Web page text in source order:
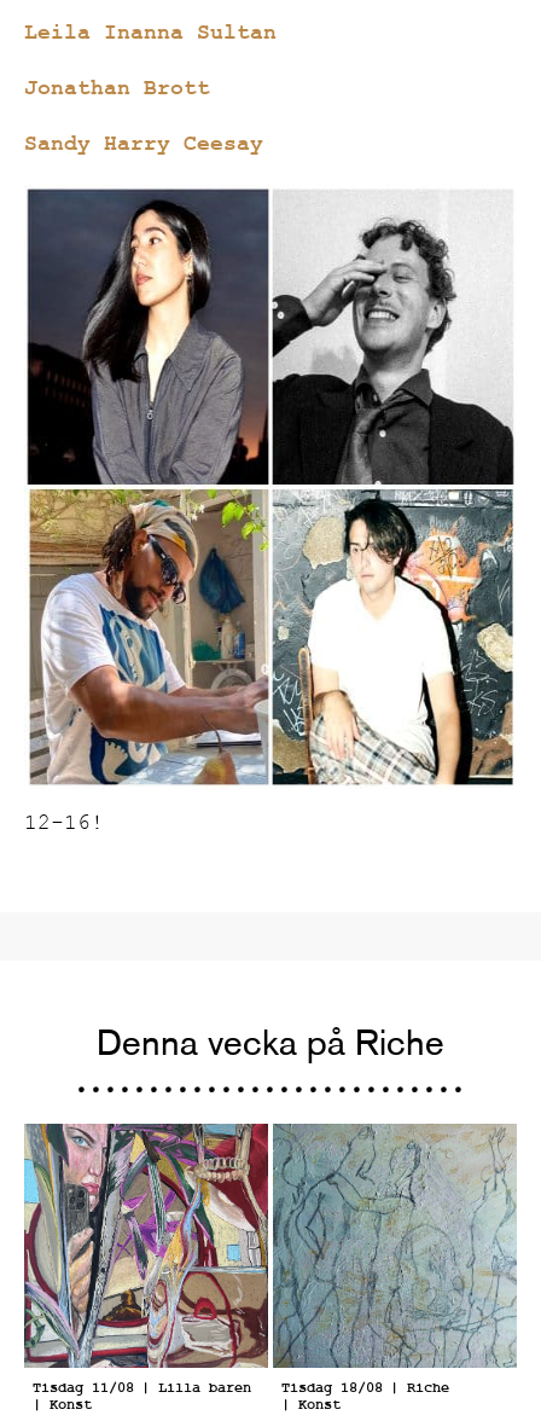
Leila Inanna Sultan
Jonathan Brott
Sandy Harry Ceesay
12-16!
Denna vecka på Riche
Tisdag 11/08 | Lilla baren
| Konst
Tisdag 18/08 | Riche
| Konst